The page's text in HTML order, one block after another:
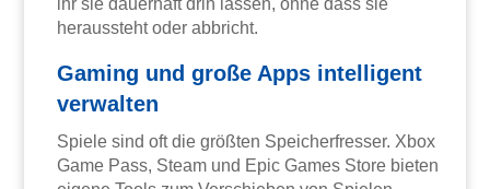
ihr sie dauerhaft drin lassen, ohne dass sie
heraussteht oder abbricht.
Gaming und große Apps intelligent
verwalten
Spiele sind oft die größten Speicherfresser. Xbox
Game Pass, Steam und Epic Games Store bieten